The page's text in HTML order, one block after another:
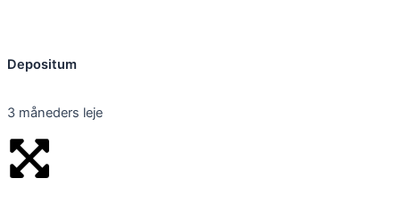
Depositum
3 måneders leje